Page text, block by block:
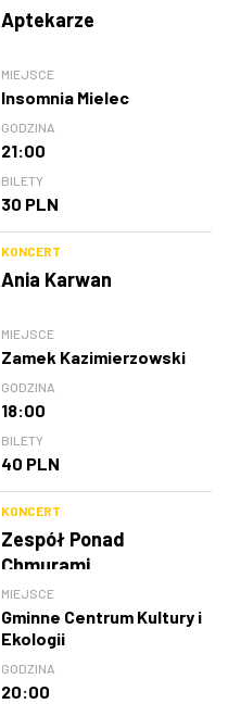
Aptekarze
MIEJSCE
Insomnia Mielec
GODZINA
21:00
BILETY
30 PLN
KONCERT
Ania Karwan
MIEJSCE
Zamek Kazimierzowski
GODZINA
18:00
BILETY
40 PLN
KONCERT
Zespół Ponad
Chmurami
MIEJSCE
Gminne Centrum Kultury i
Ekologii
GODZINA
20:00